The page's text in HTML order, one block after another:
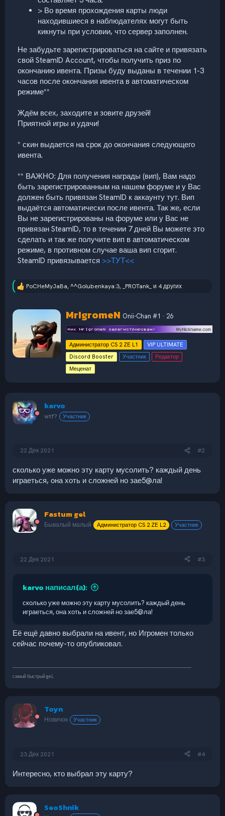
> Во время прохождения карты люди
находившиеся в наблюдателях могут быть
кикнуты при условии, что сервер заполнен.
Не забудьте зарегистрироваться на сайте и привязать
свой SteamID Account, чтобы получить приз по
окончанию ивента. Призы буду выданы в течении 1-3
часов после окончания ивента в автоматическом
режиме**
Ждём всех, заходите и зовите друзей!
Приятной игры и удачи!
* скин выдается на срок до окончания следующего
ивента.
** ВАЖНО: Для получения награды (вип), Вам надо
быть зарегистрированным на нашем форуме и у Вас
должен быть привязан SteamID к аккаунту тут. Вип
выдаётся автоматически после ивента. Так же, если
Вы не зарегистрированы на форуме или у Вас не
привязан SteamID, то в течении 7 дней Вы можете это
сделать и так же получите вип в автоматическом
режиме, в противном случае ваша вип сгорит.
SteamID привязывается >>ТУТ<<
Р
и
:
PoCHeMyJaBa,^^Golubenkaya:3, _PROTank_ и 4 других
А
в
т
о
р
MrIgromeN Onii-Chan #1 · 26
Администратор CS 2 ZE L1
VIP ULTIMATE
Discord Booster
Участник
Редактор
Меценат
karvo
wtf? Участник
22 Дек 2021 #2
сколько уже можно эту карту мусолить? каждый день
играеться, она хоть и сложней но зае5@ла!
Fastum gel
Бывалый малый Администратор CS 2 ZE L2 Участник
22 Дек 2021 #3
karvo написал(а):
сколько уже можно эту карту мусолить? каждый день
играеться, она хоть и сложней но зае5@ла!
Её ещё давно выбрали на ивент, но Игромен только
сейчас почему-то опубликовал.
самый быстрый geL
Toyn
Новичок Участник
23 Дек 2021 #4
Интересно, кто выбрал эту карту?
SeoShnik